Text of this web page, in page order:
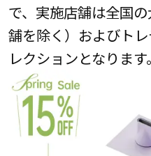
で、実施店舗は全国
舗を除く）およびト
レクションとなります。